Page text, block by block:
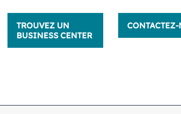
TROUVEZ UN
BUSINESS CENTER